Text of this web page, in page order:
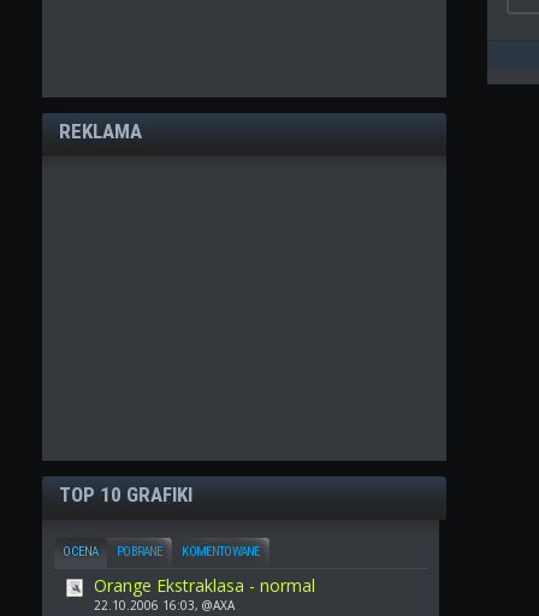
REKLAMA
TOP 10 GRAFIKI
OCENA POBRANE KOMENTOWANE
Orange Ekstraklasa - normal
22.10.2006 16:03, @AXA